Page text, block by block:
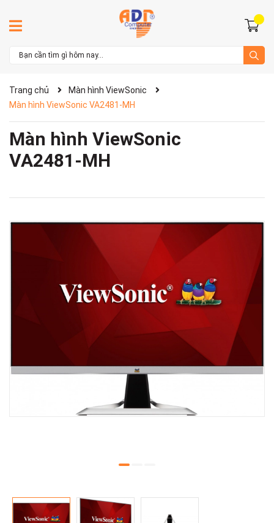
Trang chủ
Màn hình ViewSonic
Màn hình ViewSonic VA2481-MH
Màn hình ViewSonic
VA2481-MH